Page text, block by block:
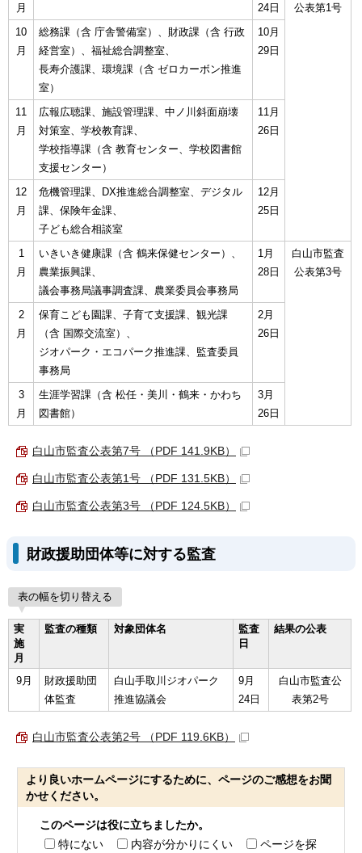
月
24日
公表第1号
10
月
総務課（含 庁舎警備室）、財政課（含 行政
経営室）、福祉総合調整室、
長寿介護課、環境課（含 ゼロカーボン推進
室）
10月
29日
11
月
広報広聴課、施設管理課、中ノ川斜面崩壊
対策室、学校教育課、
学校指導課（含 教育センター、学校図書館
支援センター）
11月
26日
12
月
危機管理課、DX推進総合調整室、デジタル
課、保険年金課、
子ども総合相談室
12月
25日
1
月
いきいき健康課（含 鶴来保健センター）、
農業振興課、
議会事務局議事調査課、農業委員会事務局
1月
28日
白山市監査
公表第3号
2
月
保育こども園課、子育て支援課、観光課
（含 国際交流室）、
ジオパーク・エコパーク推進課、監査委員
事務局
2月
26日
3
月
生涯学習課（含 松任・美川・鶴来・かわち
図書館）
3月
26日
白山市監査公表第7号 （PDF 141.9KB）
白山市監査公表第1号 （PDF 131.5KB）
白山市監査公表第3号 （PDF 124.5KB）
財政援助団体等に対する監査
表の幅を切り替える
実
施
月
監査の種類 対象団体名
監査
日
結果の公表
9月
財政援助団
体監査
白山手取川ジオパーク
推進協議会
9月
24日
白山市監査公
表第2号
白山市監査公表第2号 （PDF 119.6KB）
より良いホームページにするために、ページのご感想をお聞
かせください。
このページは役に立ちましたか。
特にない
内容が分かりにくい
ページを探